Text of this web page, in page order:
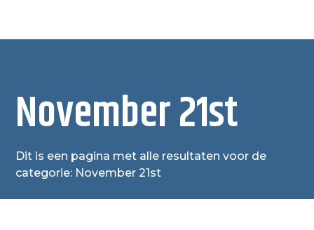
November 21st
Dit is een pagina met alle resultaten voor de
categorie: November 21st